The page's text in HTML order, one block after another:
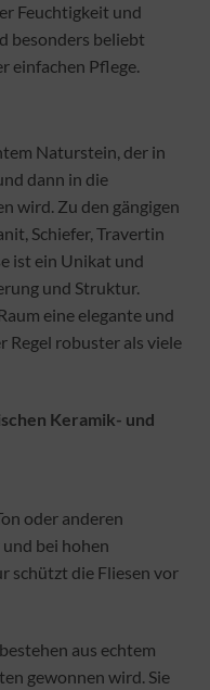
Feuchtigkeit und
besonders beliebt
einfachen Pflege.
Naturstein, der in
dann in die
wird. Zu den gängigen
Schiefer, Travertin
ist ein Unikat und
und Struktur.
eine elegante und
Regel robuster als viele
Keramik- und
oder anderen
bei hohen
schützt die Fliesen vor
aus echtem
gewonnen wird. Sie